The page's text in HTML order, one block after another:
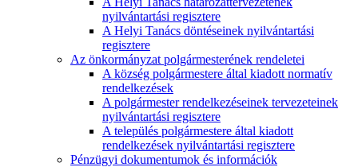
nyilvántartási regisztere
A Helyi Tanács döntéseinek nyilvántartási
regisztere
Az önkormányzat polgármesterének rendeletei
A község polgármestere által kiadott normatív
rendelkezések
A polgármester rendelkezéseinek tervezeteinek
nyilvántartási regisztere
A település polgármestere által kiadott
rendelkezések nyilvántartási regisztere
Pénzügyi dokumentumok és információk